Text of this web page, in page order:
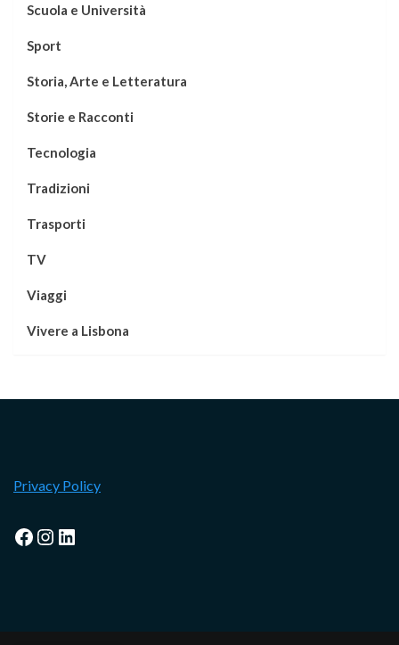
Scuola e Università
Sport
Storia, Arte e Letteratura
Storie e Racconti
Tecnologia
Tradizioni
Trasporti
TV
Viaggi
Vivere a Lisbona
Privacy Policy
Facebook
Instagram
LinkedIn